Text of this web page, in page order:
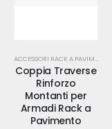
ACCESSORI RACK A PAVIMENTO
Coppia Traverse
Rinforzo
Montanti per
Armadi Rack a
Pavimento